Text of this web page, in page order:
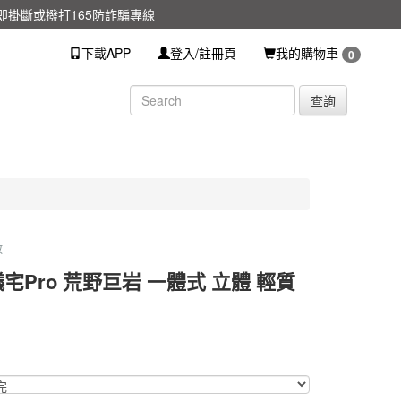
掛斷或撥打165防詐騙專線
登入/註冊頁 我的購物車 0
下載APP
查詢
Pro 荒野巨岩 一體式 立體 輕質